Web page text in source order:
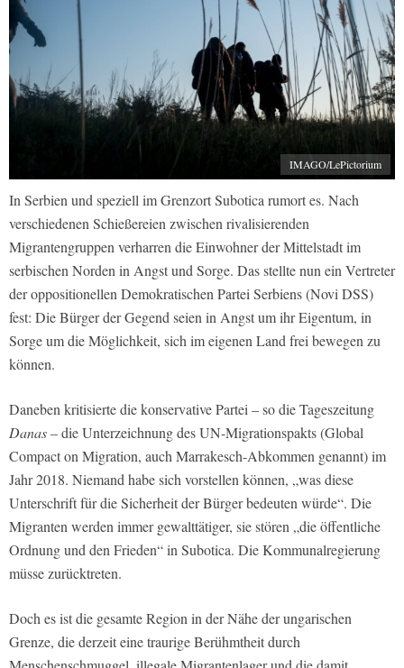
IMAGO/LePictorium
In Serbien und speziell im Grenzort Subotica rumort es. Nach
verschiedenen Schießereien zwischen rivalisierenden
Migrantengruppen verharren die Einwohner der Mittelstadt im
serbischen Norden in Angst und Sorge. Das stellte nun ein Vertreter
der oppositionellen Demokratischen Partei Serbiens (Novi DSS)
fest: Die Bürger der Gegend seien in Angst um ihr Eigentum, in
Sorge um die Möglichkeit, sich im eigenen Land frei bewegen zu
können.
Daneben kritisierte die konservative Partei – so die Tageszeitung
Danas– die Unterzeichnung des UN-Migrationspakts (Global
Compact on Migration, auch Marrakesch-Abkommen genannt) im
Jahr 2018. Niemand habe sich vorstellen können, „was diese
Unterschrift für die Sicherheit der Bürger bedeuten würde“. Die
Migranten werden immer gewalttätiger, sie stören „die öffentliche
Ordnung und den Frieden“ in Subotica. Die Kommunalregierung
müsse zurücktreten.
Doch es ist die gesamte Region in der Nähe der ungarischen
Grenze, die derzeit eine traurige Berühmtheit durch